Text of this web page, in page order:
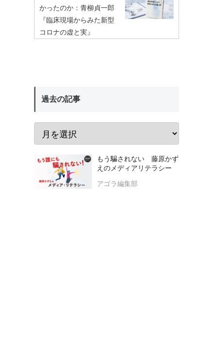
かったのか：青柳貞一郎
『臨床現場からみた新型
コロナの虚と実』
過去の記事
もう騙されない 藤原かず
えのメディアリテラシー
アゴラ編集部